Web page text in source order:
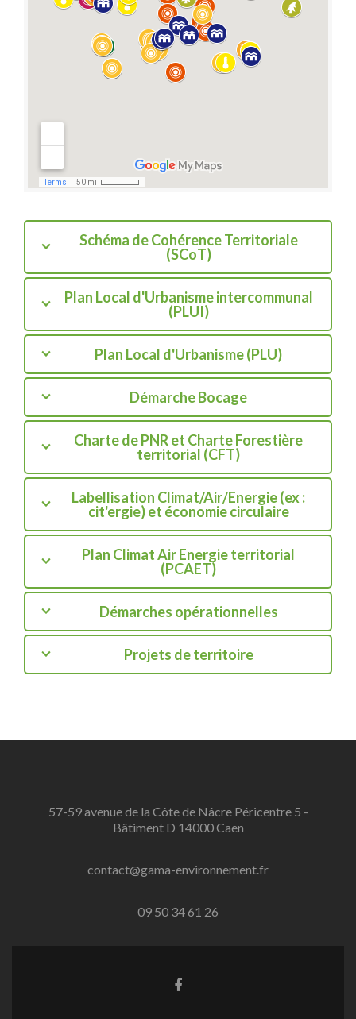
Schéma de Cohérence Territoriale
(SCoT)
Plan Local d'Urbanisme intercommunal
(PLUI)
Plan Local d'Urbanisme (PLU)
Démarche Bocage
Charte de PNR et Charte Forestière
territorial (CFT)
Labellisation Climat/Air/Energie (ex :
cit'ergie) et économie circulaire
Plan Climat Air Energie territorial
(PCAET)
Démarches opérationnelles
Projets de territoire
57-59 avenue de la Côte de Nâcre Péricentre 5 -
Bâtiment D 14000 Caen
contact@gama-environnement.fr
09 50 34 61 26
Lien